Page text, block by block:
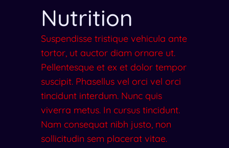
Nutrition
Suspendisse tristique vehicula ante
tortor, ut auctor diam ornare ut.
Pellentesque et ex et dolor tempor
suscipit. Phasellus vel orci vel orci
tincidunt interdum. Nunc quis
viverra metus. In cursus tincidunt.
Nam consequat nibh justo, non
sollicitudin sem placerat vitae.